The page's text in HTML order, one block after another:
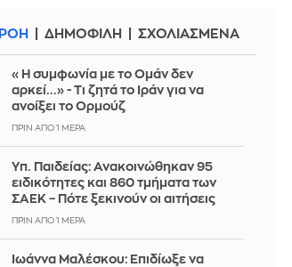
ΡΟΗ ΔΗΜΟΦΙΛΗ ΣΧΟΛΙΑΣΜΕΝΑ
«Η συμφωνία με το Ομάν δεν
αρκεί...» - Τι ζητά το Ιράν για να
ανοίξει το Ορμούζ
ΠΡΙΝ ΑΠΌ 1 ΜΈΡΑ
Υπ. Παιδείας: Ανακοινώθηκαν 95
ειδικότητες και 860 τμήματα των
ΣΑΕΚ – Πότε ξεκινούν οι αιτήσεις
ΠΡΙΝ ΑΠΌ 1 ΜΈΡΑ
Ιωάννα Μαλέσκου: Επιδίωξε να